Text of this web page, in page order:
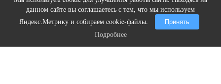
данном сайте вы соглашаетесь с тем, что мы используем
Яндекс.Метрику и собираем cookie-файлы.
Принять
Подробнее
Скрытая камера на пляже Крыма:
Что люди вытворяют, когда их не
видят...
Подробнее